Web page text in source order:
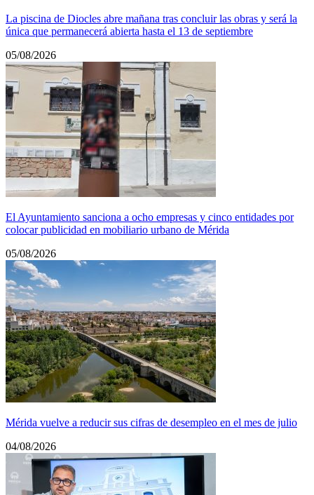
La piscina de Diocles abre mañana tras concluir las obras y será la
única que permanecerá abierta hasta el 13 de septiembre
05/08/2026
El Ayuntamiento sanciona a ocho empresas y cinco entidades por
colocar publicidad en mobiliario urbano de Mérida
05/08/2026
Mérida vuelve a reducir sus cifras de desempleo en el mes de julio
04/08/2026